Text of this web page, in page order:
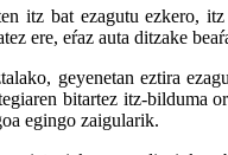
itz bat ezagutu ezkero,
ere, eŕaz auta ditzake
geyenetan eztira
bitartez itz-bilduma
egingo zaigularik.